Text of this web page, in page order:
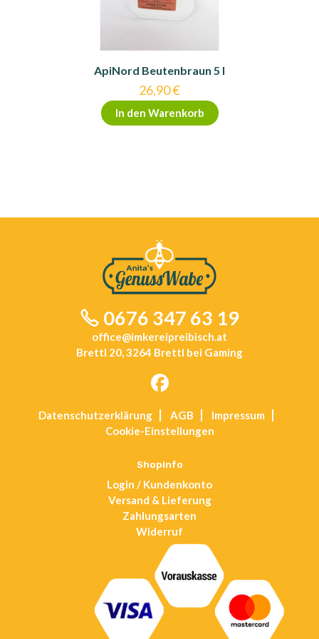
ApiNord Beutenbraun 5 l
26,90€
In den Warenkorb
0676 347 63 19
office@imkereipreibisch.at
Brettl 20, 3264 Brettl bei Gaming
a
tab
Datenschutz­erklärung AGB
Impressum
Cookie-Einstellungen
Shopinfo
Login / Kundenkonto
Versand & Lieferung
Zahlungsarten
Widerruf